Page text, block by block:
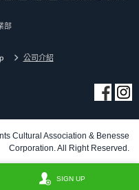
部
公司介紹
Cultural Association & Benesse
Corporation. All Right Reserved.
SIGN UP